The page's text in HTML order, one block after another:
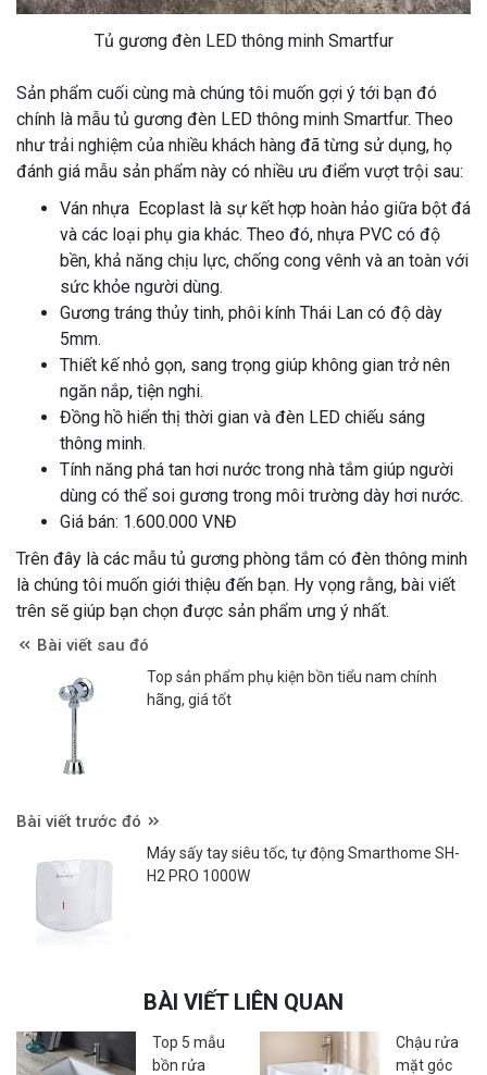
Tủ gương đèn LED thông minh Smartfur
Sản phẩm cuối cùng mà chúng tôi muốn gợi ý tới bạn đó
chính là mẫu tủ gương đèn LED thông minh Smartfur. Theo
như trải nghiệm của nhiều khách hàng đã từng sử dụng, họ
đánh giá mẫu sản phẩm này có nhiều ưu điểm vượt trội sau:
Ván nhựa Ecoplast là sự kết hợp hoàn hảo giữa bột đá
và các loại phụ gia khác. Theo đó, nhựa PVC có độ
bền, khả năng chịu lực, chống cong vênh và an toàn với
sức khỏe người dùng.
Gương tráng thủy tinh, phôi kính Thái Lan có độ dày
5mm.
Thiết kế nhỏ gọn, sang trọng giúp không gian trở nên
ngăn nắp, tiện nghi.
Đồng hồ hiển thị thời gian và đèn LED chiếu sáng
thông minh.
Tính năng phá tan hơi nước trong nhà tắm giúp người
dùng có thể soi gương trong môi trường dày hơi nước.
Giá bán: 1.600.000 VNĐ
Trên đây là các mẫu tủ gương phòng tắm có đèn thông minh
là chúng tôi muốn giới thiệu đến bạn. Hy vọng rằng, bài viết
trên sẽ giúp bạn chọn được sản phẩm ưng ý nhất.
Bài viết sau đó
Top sản phẩm phụ kiện bồn tiểu nam chính
hãng, giá tốt
Bài viết trước đó
Máy sấy tay siêu tốc, tự động Smarthome SH-
H2 PRO 1000W
BÀI VIẾT LIÊN QUAN
Top 5 mẫu
bồn rửa
Chậu rửa
mặt góc